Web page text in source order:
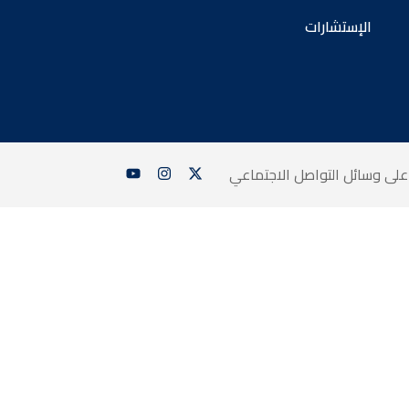
الإستشارات
على وسائل التواصل الاجتماعي